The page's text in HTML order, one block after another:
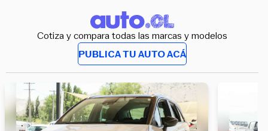
Cotiza y compara todas las marcas y modelos
PUBLICA TU AUTO ACÁ